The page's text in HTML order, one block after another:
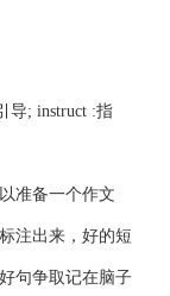
导; instruct :指
准备一个作文
注出来，好的短
句争取记在脑子